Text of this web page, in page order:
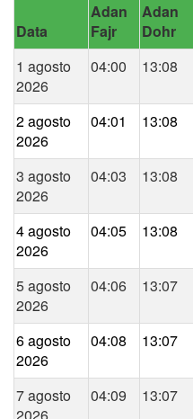
Data
Adan
Fajr
Adan
Dohr
1 agosto
2026
04:00 13:08
2 agosto
2026
04:01 13:08
3 agosto
2026
04:03 13:08
4 agosto
2026
04:05 13:08
5 agosto
2026
04:06 13:07
6 agosto
2026
04:08 13:07
7 agosto
04:09 13:07